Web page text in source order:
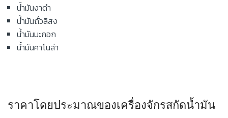
น้ำมันงาดำ
น้ำมันถั่วลิสง
น้ำมันมะกอก
น้ำมันคาโนล่า
ราคาโดยประมาณของเครื่องจักรสกัดน้ำมัน